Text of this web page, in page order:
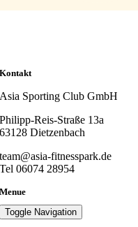
Kontakt
Asia Sporting Club GmbH
Philipp-Reis-Straße 13a
63128 Dietzenbach
team@asia-fitnesspark.de
Tel 06074 28954
Menue
Toggle Navigation